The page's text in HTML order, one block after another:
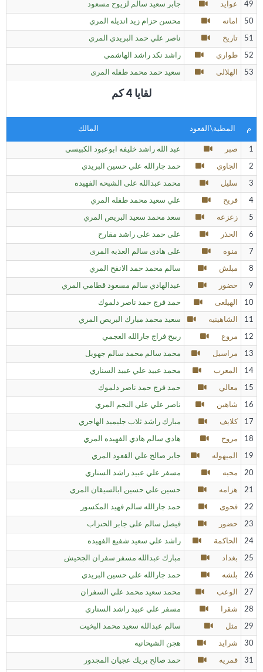
49 عوايد جابر سعيد سالم لزيوح مسعود
50 امانه محسن حزام زيد انديله المري
51 تاريخ ناصر علي حمد البريدي المري
52 طواري راشد نكد راشد الهاشمي
53 الهلالى سعيد حمد محمد طفله المرى
لقايا 4 كم
م المطية\القعود المالك
1 صبر عبد الله راشد خليفه ابوعبود الكبيسى
2 الجاوي حمد جارالله علي حسين البريدي
3 سليل محمد عبدالله على الشبحه الفهيده
4 فريح علي سعيد محمد طفله المري
5 زعزعه سعد محمد سعيد البريص المري
6 الحذر على حمد على راشد مقارح
7 منوه على هادى سالم العذبه المرى
8 مبلش سالم محمد حمد الانقح المري
9 حضور عبدالهادي سالم مسعود قطامي المري
10 الهيلعى حمد فرج حمد ناصر دلموك
11 الشاهينيه سعيد محمد مبارك البريص المري
12 مروع ربيح فراج جارالله العجمي
13 مراسيل محمد سالم محمد سالم جهويل
14 المعرب محمد عبيد علي عبيد السناري
15 معالي حمد فرج حمد ناصر دلموك
16 شاهين ناصر علي علي النجم المري
17 كلايف مبارك راشد ثلاب جليميد الهاجري
18 مروح هادي سالم هادي الفهيده المري
19 الميهوله جابر صالح علي القعود المري
20 محبه مسفر علي عبيد راشد السناري
21 هزامه حسين علي حسين ابالسيقان المري
22 فحوى حمد جارالله سالم فهيد المكسور
23 حضور فيصل سالم على جابر الحنزاب
24 الحاكمة راشد علي سعيد شفيع الفهيده
25 بغداد مبارك عبدالله مسفر سفران الجحيش
26 بلشه حمد جارالله علي حسين البريدي
27 الوعب محمد سعيد محمد علي السفران
28 شقرا مسفر علي عبيد راشد السناري
29 مثل سالم عبدالله سعيد محمد البخيت
30 شرايد هجن الشيحانيه
31 قمريه حمد صالح بريك عجيان المجدور